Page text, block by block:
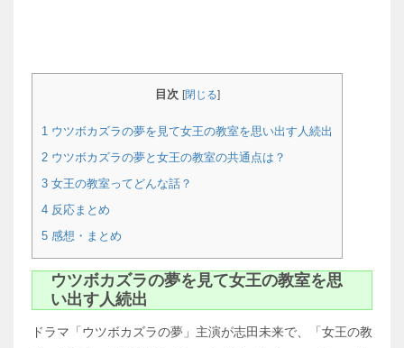
目次 [閉じる]
1 ウツボカズラの夢を見て女王の教室を思い出す人続出
2 ウツボカズラの夢と女王の教室の共通点は？
3 女王の教室ってどんな話？
4 反応まとめ
5 感想・まとめ
ウツボカズラの夢を見て女王の教室を思
い出す人続出
ドラマ「ウツボカズラの夢」主演が志田未来で、「女王の教